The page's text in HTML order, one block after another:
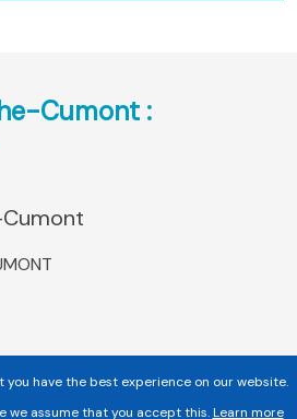
Cumont :
you have the best experience on our website.
we assume that you accept this.Learn more